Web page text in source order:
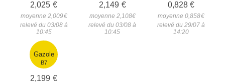
2,025 €
moyenne 2,009€
relevé du 03/08 à
10:45
2,149 €
moyenne 2,108€
relevé du 03/08 à
10:45
0,828 €
moyenne 0,858€
relevé du 29/07 à
14:20
Gazole
B7
2,199 €